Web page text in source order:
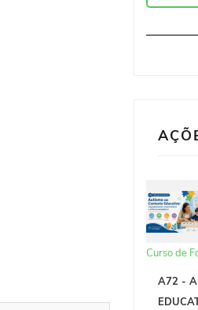
Curso de
A72 -